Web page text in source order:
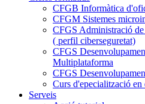
CFGB Informàtica
CFGM Sistemes
CFGS Administració
( perfil ciberseguretat)
CFGS
Multiplataforma
CFGS
Curs d'epecialització en
Serveis